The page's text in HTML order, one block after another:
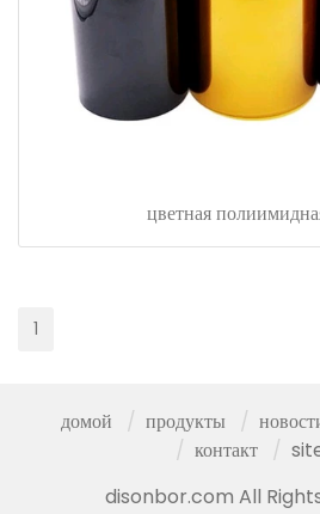
цветная
1
домой продукты
контакт
disonbor.com All